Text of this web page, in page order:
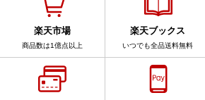
楽天市場
商品数は1億点以上
楽天ブックス
いつでも全品送料無料